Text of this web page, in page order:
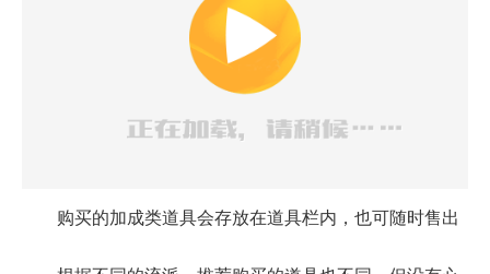
购买的加成类道具会存放在道具栏内，也可随时售出